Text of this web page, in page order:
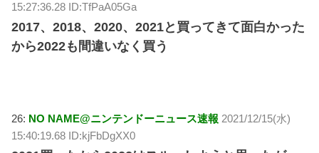
15:27:36.28 ID:TfPaA05Ga
2017、2018、2020、2021と買ってきて面白かった
から2022も間違いなく買う
26: NO NAME@ニンテンドーニュース速報 2021/12/15(水)
15:40:19.68 ID:kjFbDgXX0